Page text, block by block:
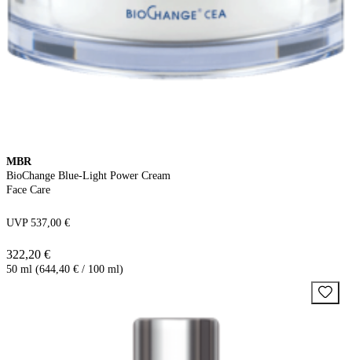
MBR
BioChange Blue-Light Power Cream
Face Care
UVP 537,00 €
322,20 €
50 ml (644,40 € / 100 ml)